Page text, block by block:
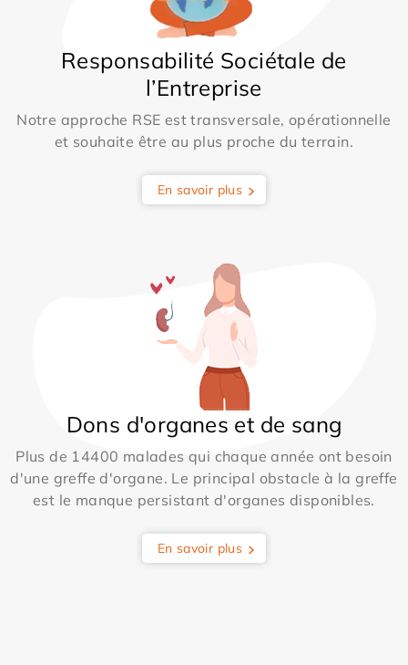
Responsabilité Sociétale de
l’Entreprise
Notre approche RSE est transversale, opérationnelle
et souhaite être au plus proche du terrain.
En savoir plus
Dons d'organes et de sang
Plus de 14400 malades qui chaque année ont besoin
d'une greffe d'organe. Le principal obstacle à la greffe
est le manque persistant d'organes disponibles.
En savoir plus